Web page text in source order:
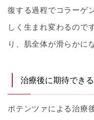
復する過程でコラーゲ
しく生まれ変わるので
り、肌全体が滑らかに
治療後に期待でき
ポテンツァによる治療